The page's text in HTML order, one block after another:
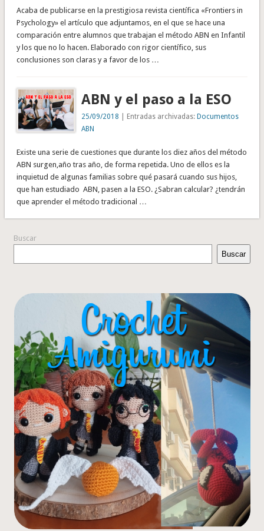
Acaba de publicarse en la prestigiosa revista científica «Frontiers in
Psychology» el artículo que adjuntamos, en el que se hace una
comparación entre alumnos que trabajan el método ABN en Infantil
y los que no lo hacen. Elaborado con rigor científico, sus
conclusiones son claras y a favor de los …
ABN y el paso a la ESO
25/09/2018 | Entradas archivadas:Documentos
ABN
Existe una serie de cuestiones que durante los diez años del método
ABN surgen,año tras año, de forma repetida. Uno de ellos es la
inquietud de algunas familias sobre qué pasará cuando sus hijos,
que han estudiado ABN, pasen a la ESO. ¿Sabran calcular? ¿tendrán
que aprender el método tradicional …
Buscar
Buscar